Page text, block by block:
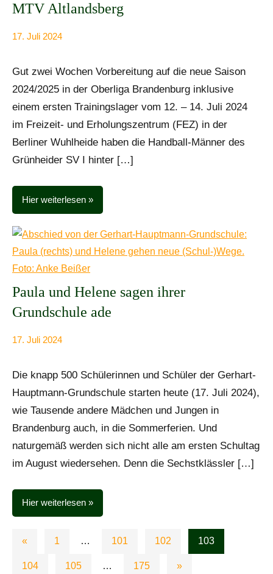
MTV Altlandsberg
17. Juli 2024
Gut zwei Wochen Vorbereitung auf die neue Saison
2024/2025 in der Oberliga Brandenburg inklusive
einem ersten Trainingslager vom 12. – 14. Juli 2024
im Freizeit- und Erholungszentrum (FEZ) in der
Berliner Wuhlheide haben die Handball-Männer des
Grünheider SV I hinter […]
Hier weiterlesen
Paula und Helene sagen ihrer
Grundschule ade
17. Juli 2024
Die knapp 500 Schülerinnen und Schüler der Gerhart-
Hauptmann-Grundschule starten heute (17. Juli 2024),
wie Tausende andere Mädchen und Jungen in
Brandenburg auch, in die Sommerferien. Und
naturgemäß werden sich nicht alle am ersten Schultag
im August wiedersehen. Denn die Sechstklässler […]
Hier weiterlesen
Seitennummerierung
der
« Vorherige
1 … 101 102 103
104 105 … 175
Nächste
»